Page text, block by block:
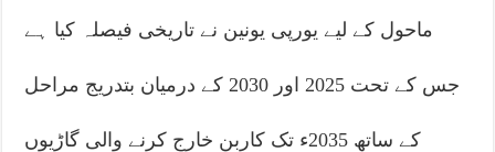
ماحول کے لیے یورپی یونین نے تاریخی فیصلہ کیا ہے
جس کے تحت 2025 اور 2030 کے درمیان بتدریج مراحل
کے ساتھ 2035ء تک کاربن خارج کرنے والی گاڑیوں